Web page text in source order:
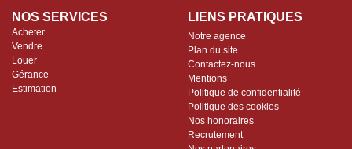
NOS SERVICES
Acheter
Vendre
Louer
Gérance
Estimation
LIENS PRATIQUES
Notre agence
Plan du site
Contactez-nous
Mentions
Politique de confidentialité
Politique des cookies
Nos honoraires
Recrutement